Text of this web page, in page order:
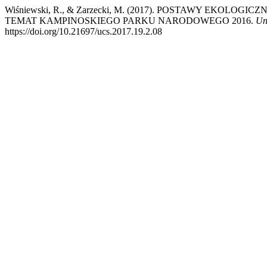
Wiśniewski, R., & Zarzecki, M. (2017). POSTAWY
TEMAT KAMPINOSKIEGO PARKU NARODOWEGO 2016.
https://doi.org/10.21697/ucs.2017.19.2.08